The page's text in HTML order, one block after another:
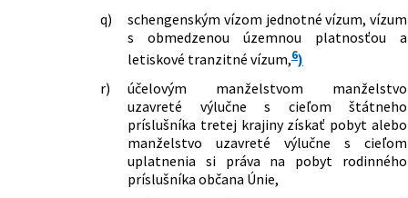
q)
schengenským vízom jednotné vízum, vízum
s obmedzenou územnou platnosťou a
letiskové tranzitné vízum,6)
r)
účelovým manželstvom manželstvo
uzavreté výlučne s cieľom štátneho
príslušníka tretej krajiny získať pobyt alebo
manželstvo uzavreté výlučne s cieľom
uplatnenia si práva na pobyt rodinného
príslušníka občana Únie,